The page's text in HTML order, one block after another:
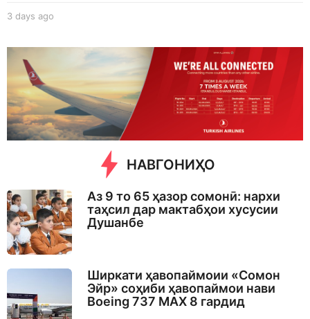
3 days ago
g
o
НАВГОНИҲО
Аз 9 то 65 ҳазор сомонӣ: нархи
таҳсил дар мактабҳои хусусии
Душанбе
Ширкати ҳавопаймоии «Сомон
Эйр» соҳиби ҳавопаймои нави
Boeing 737 MAX 8 гардид